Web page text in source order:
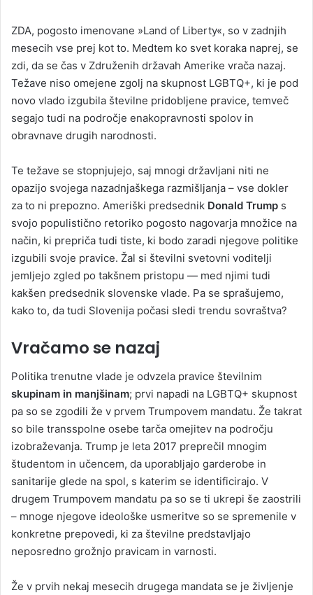
ZDA, pogosto imenovane »Land of Liberty«, so v zadnjih
mesecih vse prej kot to. Medtem ko svet koraka naprej, se
zdi, da se čas v Združenih državah Amerike vrača nazaj.
Težave niso omejene zgolj na skupnost LGBTQ+, ki je pod
novo vlado izgubila številne pridobljene pravice, temveč
segajo tudi na področje enakopravnosti spolov in
obravnave drugih narodnosti.
Te težave se stopnjujejo, saj mnogi državljani niti ne
opazijo svojega nazadnjaškega razmišljanja – vse dokler
za to ni prepozno. Ameriški predsednik Donald Trump s
svojo populistično retoriko pogosto nagovarja množice na
način, ki prepriča tudi tiste, ki bodo zaradi njegove politike
izgubili svoje pravice. Žal si številni svetovni voditelji
jemljejo zgled po takšnem pristopu — med njimi tudi
kakšen predsednik slovenske vlade. Pa se sprašujemo,
kako to, da tudi Slovenija počasi sledi trendu sovraštva?
Vračamo se nazaj
Politika trenutne vlade je odvzela pravice številnim
skupinam in manjšinam; prvi napadi na LGBTQ+ skupnost
pa so se zgodili že v prvem Trumpovem mandatu. Že takrat
so bile transspolne osebe tarča omejitev na področju
izobraževanja. Trump je leta 2017 preprečil mnogim
študentom in učencem, da uporabljajo garderobe in
sanitarije glede na spol, s katerim se identificirajo. V
drugem Trumpovem mandatu pa so se ti ukrepi še zaostrili
– mnoge njegove ideološke usmeritve so se spremenile v
konkretne prepovedi, ki za številne predstavljajo
neposredno grožnjo pravicam in varnosti.
Že v prvih nekaj mesecih drugega mandata se je življenje